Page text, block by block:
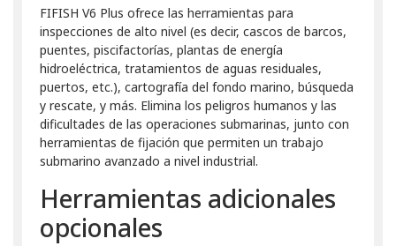
FIFISH V6 Plus ofrece las herramientas para
inspecciones de alto nivel (es decir, cascos de barcos,
puentes, piscifactorías, plantas de energía
hidroeléctrica, tratamientos de aguas residuales,
puertos, etc.), cartografía del fondo marino, búsqueda
y rescate, y más. Elimina los peligros humanos y las
dificultades de las operaciones submarinas, junto con
herramientas de fijación que permiten un trabajo
submarino avanzado a nivel industrial.
Herramientas adicionales
opcionales